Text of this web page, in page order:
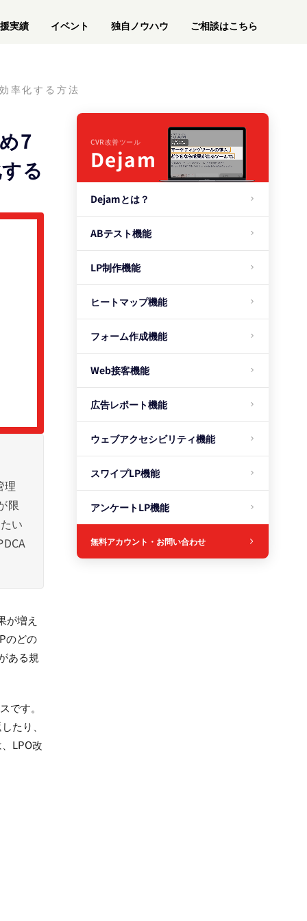
実績 イベント 独自ノウハウ ご相談はこちら
率化する方法
7
る
理
限
い
が増え
のどの
ある規
です。
たり、
LPO改
CVR改善ツール
Dejam
Dejamとは？
ABテスト機能
LP制作機能
ヒートマップ機能
フォーム作成機能
Web接客機能
広告レポート機能
ウェブアクセシビリティ機能
スワイプLP機能
アンケートLP機能
無料アカウント・お問い合わせ